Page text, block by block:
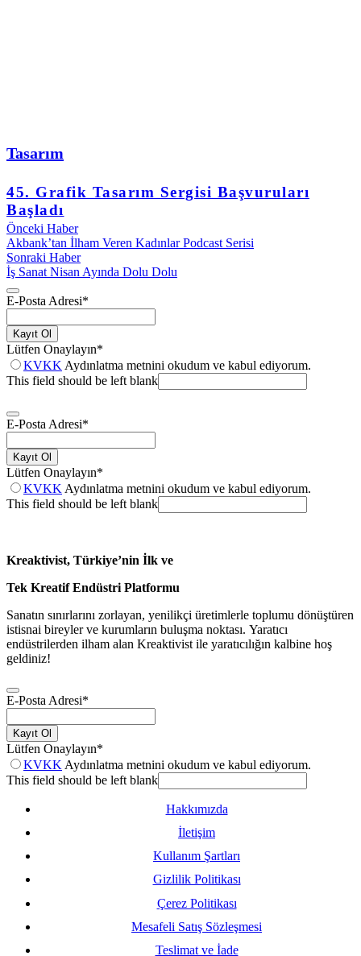
Tasarım
45. Grafik Tasarım Sergisi Başvuruları
Başladı
Önceki Haber
Akbank’tan İlham Veren Kadınlar Podcast Serisi
Sonraki Haber
İş Sanat Nisan Ayında Dolu Dolu
E-Posta Adresi*
Kayıt Ol
Lütfen Onaylayın*
KVKK Aydınlatma metnini okudum ve kabul ediyorum.
This field should be left blank
E-Posta Adresi*
Kayıt Ol
Lütfen Onaylayın*
KVKK Aydınlatma metnini okudum ve kabul ediyorum.
This field should be left blank
Kreaktivist, Türkiye’nin İlk ve
Tek Kreatif Endüstri Platformu
Sanatın sınırlarını zorlayan, yenilikçi üretimlerle toplumu dönüştüren
istisnai bireyler ve kurumların buluşma noktası. Yaratıcı
endüstrilerden ilham alan Kreaktivist ile yaratıcılığın kalbine hoş
geldiniz!
E-Posta Adresi*
Kayıt Ol
Lütfen Onaylayın*
KVKK Aydınlatma metnini okudum ve kabul ediyorum.
This field should be left blank
Hakkımızda
İletişim
Kullanım Şartları
Gizlilik Politikası
Çerez Politikası
Mesafeli Satış Sözleşmesi
Teslimat ve İade